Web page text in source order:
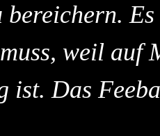
bereichern.
weil auf
ist. Das